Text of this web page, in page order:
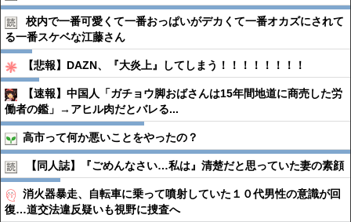
校内で一番可愛くて一番おっぱいがデカくて一番オカズにされて
る一番スケベな江藤さん
【悲報】DAZN、『大炎上』してしまう！！！！！！！！
【速報】中国人「ガチョウ脚おばさんは15年間地道に商売した労
働者の鑑」→アヒル肉だとバレる...
高市って何か悪いことをやったの？
【同人誌】『ごめんなさい…私は』清楚だと思っていた妻の素顔
消火器暴走、自転車に乗って噴射していた１０代男性の意識が回
復…道交法違反疑いも視野に捜査へ